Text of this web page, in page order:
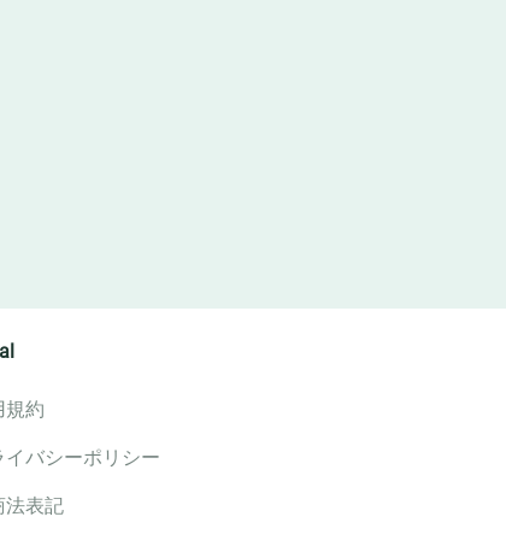
規約
イバシーポリシー
法表記